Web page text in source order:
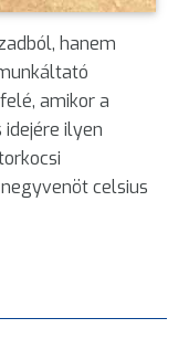
hanem
amikor a
ilyen
celsius